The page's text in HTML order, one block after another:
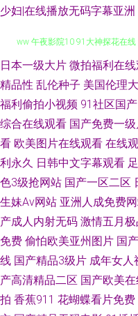
少妇|在线播放无码字幕亚洲
久草国产精品 亚洲自拍小说网
ww 午夜影院10 91大神探花在
豆花吃瓜视频 浮力麻豆影院 伦
超碰论坛 福利A片 国产十区 91
一区 欧美成国产 人妖性生活 婷
日韩亚洲欧美 午夜色中色A片
播91 人人射性爱视频 色图av
日本一级大片 微拍福利在
精品性 乱伦种子 美国伦理
福利偷拍小视频 91社区国产
综合在线观看 国产免费一
看 欧美图片在线观看 在线
利永久 日韩中文字幕观看
色3级抢网站 国产一区二区
生妹Av网站 亚洲人成免费
产成人内射无码 激情五月
免费 偷怕欧美亚州图片 国
线 国产精品3级片 成年女人
产高清精品二区 国产欧美
拍 香蕉911 花蝴蝶看片免费